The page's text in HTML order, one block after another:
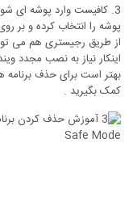
3. کافیست وارد پوشه ای
پوشه را انتخاب کرده و بر
از طریق رجیستری هم می
اینکار نیاز به نصب مجدد
کمک بگیرید .